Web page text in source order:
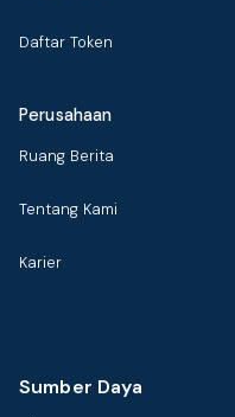
Daftar Token
Perusahaan
Ruang Berita
Tentang Kami
Karier
Sumber Daya